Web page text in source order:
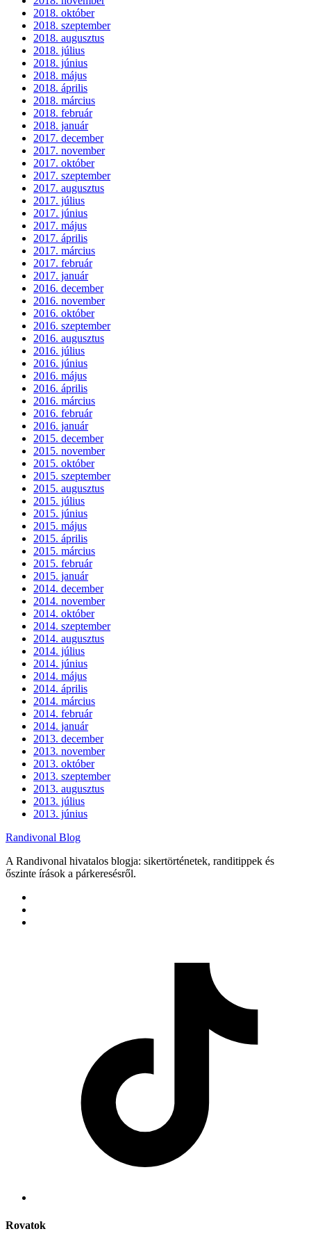
2018. október
2018. szeptember
2018. augusztus
2018. július
2018. június
2018. május
2018. április
2018. március
2018. február
2018. január
2017. december
2017. november
2017. október
2017. szeptember
2017. augusztus
2017. július
2017. június
2017. május
2017. április
2017. március
2017. február
2017. január
2016. december
2016. november
2016. október
2016. szeptember
2016. augusztus
2016. július
2016. június
2016. május
2016. április
2016. március
2016. február
2016. január
2015. december
2015. november
2015. október
2015. szeptember
2015. augusztus
2015. július
2015. június
2015. május
2015. április
2015. március
2015. február
2015. január
2014. december
2014. november
2014. október
2014. szeptember
2014. augusztus
2014. július
2014. június
2014. május
2014. április
2014. március
2014. február
2014. január
2013. december
2013. november
2013. október
2013. szeptember
2013. augusztus
2013. július
2013. június
Randivonal Blog
A Randivonal hivatalos blogja: sikertörténetek, randitippek és
őszinte írások a párkeresésről.
Rovatok